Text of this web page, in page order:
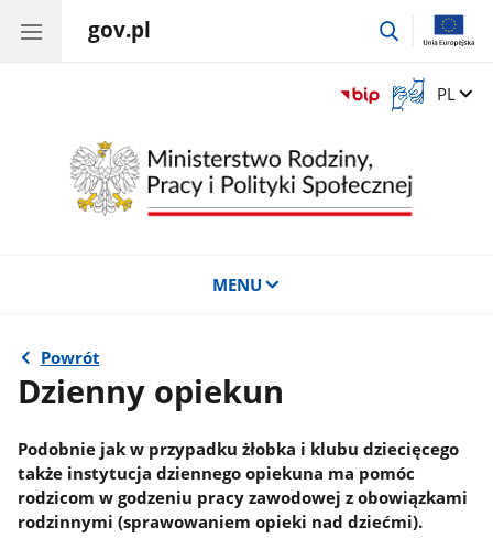
gov.pl
przejdź
Otwórz
okno
języka
migowego
Zmień
PL
MENU
Powrót
Dzienny opiekun
Podobnie jak w przypadku żłobka i klubu dziecięcego
także instytucja dziennego opiekuna ma pomóc
rodzicom w godzeniu pracy zawodowej z obowiązkami
rodzinnymi (sprawowaniem opieki nad dziećmi).